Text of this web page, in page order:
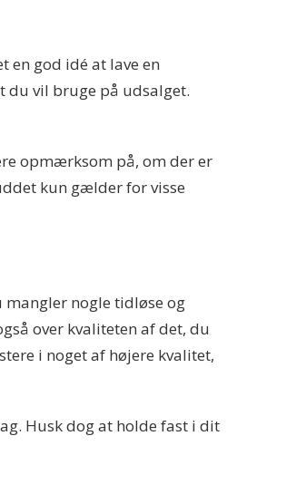
en god idé at lave en
du vil bruge på udsalget.
opmærksom på, om der er
kun gælder for visse
mangler nogle tidløse og
over kvaliteten af det, du
i noget af højere kvalitet,
Husk dog at holde fast i dit